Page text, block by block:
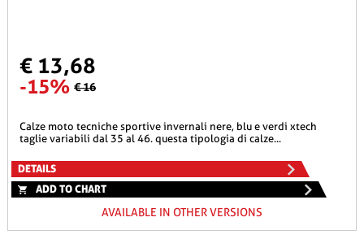
€ 13,68
-15% € 16
calze moto tecniche sportive invernali nere, blu e verdi xtech
taglie variabili dal 35 al 46. questa tipologia di calze...
DETAILS
ADD TO CHART
AVAILABLE IN OTHER VERSIONS